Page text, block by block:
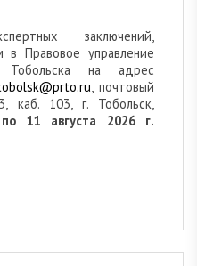
заключений,
Правовое управление
Тобольска на адрес
, почтовый
каб. 103, г. Тобольск,
по 11 августа 2026 г.